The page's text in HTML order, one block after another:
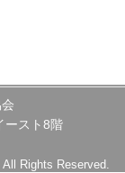
ースト8階
Rights Reserved.